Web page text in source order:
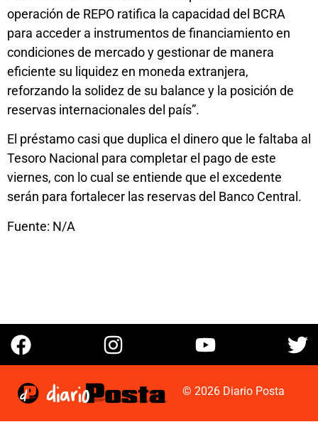
operación de REPO ratifica la capacidad del BCRA
para acceder a instrumentos de financiamiento en
condiciones de mercado y gestionar de manera
eficiente su liquidez en moneda extranjera,
reforzando la solidez de su balance y la posición de
reservas internacionales del país”.
El préstamo casi que duplica el dinero que le faltaba al
Tesoro Nacional para completar el pago de este
viernes, con lo cual se entiende que el excedente
serán para fortalecer las reservas del Banco Central.
Fuente: N/A
© 2026 Diario Posta